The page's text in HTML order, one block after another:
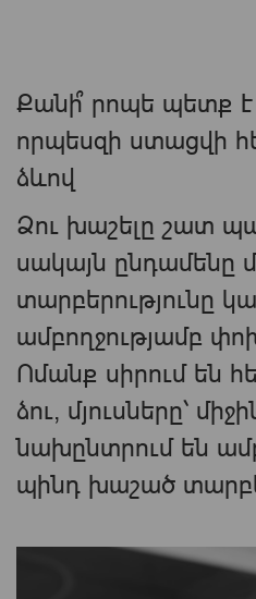
Քանի՞ րոպե պետք է
որպեսզի ստացվի
ձևով
Ձու խաշելը շատ
սակայն ընդամենը
տարբերությունը
ամբողջությամբ
Ոմանք սիրում են
ձու, մյուսները՝
նախընտրում են
պինդ խաշած